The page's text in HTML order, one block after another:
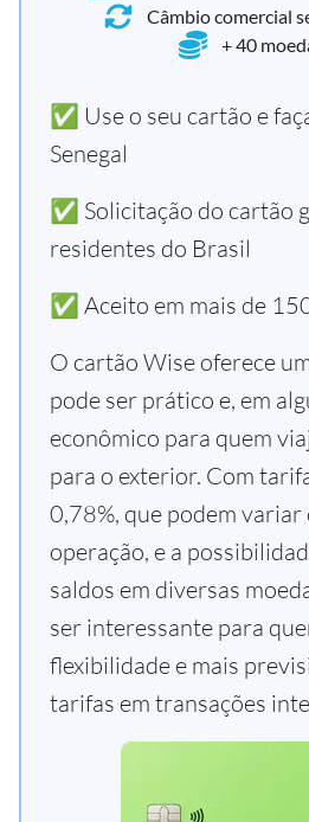
Câmbio comercial
+ 40
✅ Use o seu cartão e
Senegal
✅ Solicitação do cartão
residentes do Brasil
✅ Aceito em mais de
O cartão Wise oferece
pode ser prático e, em
econômico para quem
para o exterior. Com
0,78%, que podem variar
operação, e a
saldos em diversas
ser interessante para
flexibilidade e mais
tarifas em transações